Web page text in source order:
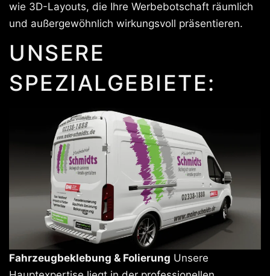
wie 3D-Layouts, die Ihre Werbebotschaft räumlich
und außergewöhnlich wirkungsvoll präsentieren.
UNSERE
SPEZIALGEBIETE:
Fahrzeugbeklebung & Folierung Unsere